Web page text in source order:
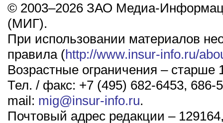
© 2003–2026 ЗАО Медиа-
(МИГ).
При использовании материалов
правила (http://www.insur-info.ru/
Возрастные ограничения – старше
Тел. / факс: +7 (495) 682-6453, 686-
mail: mig@insur-info.ru.
Почтовый адрес редакции –